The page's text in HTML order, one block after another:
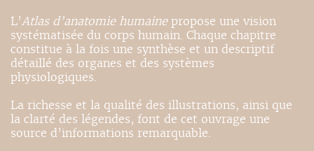
L’Atlas d’anatomie humainepropose une vision
systématisée du corps humain. Chaque chapitre
constitue à la fois une synthèse et un descriptif
détaillé des organes et des systèmes
physiologiques.
La richesse et la qualité des illustrations, ainsi que
la clarté des légendes, font de cet ouvrage une
source d’informations remarquable.